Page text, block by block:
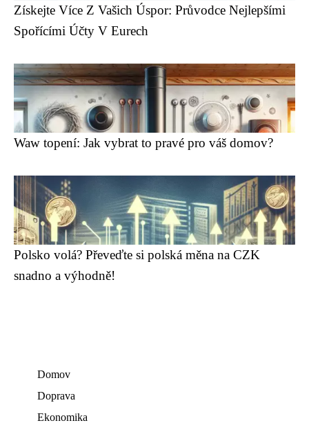
Získejte Více Z Vašich Úspor: Průvodce Nejlepšími
Spořícími Účty V Eurech
Waw topení: Jak vybrat to pravé pro váš domov?
Polsko volá? Převeďte si polská měna na CZK
snadno a výhodně!
Domov
Doprava
Ekonomika